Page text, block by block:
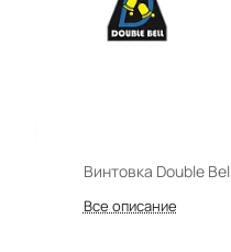
Винтовка Double
Все описание